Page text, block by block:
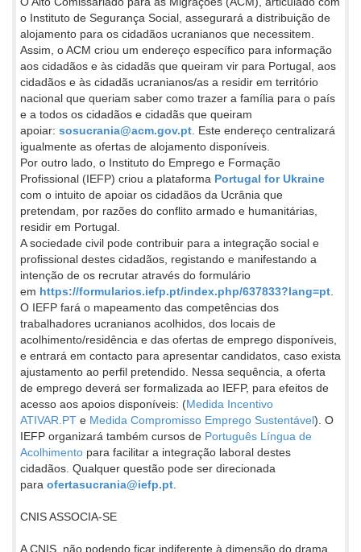
o Instituto de Segurança Social, assegurará a distribuição de
alojamento para os cidadãos ucranianos que necessitem.
Assim, o ACM criou um endereço específico para informação
aos cidadãos e às cidadãs que queiram vir para Portugal, aos
cidadãos e às cidadãs ucranianos/as a residir em território
nacional que queriam saber como trazer a família para o país
e a todos os cidadãos e cidadãs que queiram
apoiar: sosucrania@acm.gov.pt . Este endereço centralizará
igualmente as ofertas de alojamento disponíveis.
Por outro lado, o Instituto do Emprego e Formação
Profissional (IEFP) criou a plataforma Portugal for Ukraine
com o intuito de apoiar os cidadãos da Ucrânia que
pretendam, por razões do conflito armado e humanitárias,
residir em Portugal.
A sociedade civil pode contribuir para a integração social e
profissional destes cidadãos, registando e manifestando a
intenção de os recrutar através do formulário
em https://formularios.iefp.pt/index.php/637833?lang=pt
O IEFP fará o mapeamento das competências dos
trabalhadores ucranianos acolhidos, dos locais de
acolhimento/residência e das ofertas de emprego disponíveis,
e entrará em contacto para apresentar candidatos, caso exista
ajustamento ao perfil pretendido. Nessa sequência, a oferta
de emprego deverá ser formalizada ao IEFP, para efeitos de
acesso aos apoios disponíveis: (Medida Incentivo
ATIVAR.PT e Medida Compromisso Emprego Sustentável). O
IEFP organizará também cursos de Português Língua de
Acolhimento para facilitar a integração laboral destes
cidadãos. Qualquer questão pode ser direcionada
para ofertasucrania@iefp.pt
CNIS ASSOCIA-SE
A CNIS, não podendo ficar indiferente à dimensão do drama